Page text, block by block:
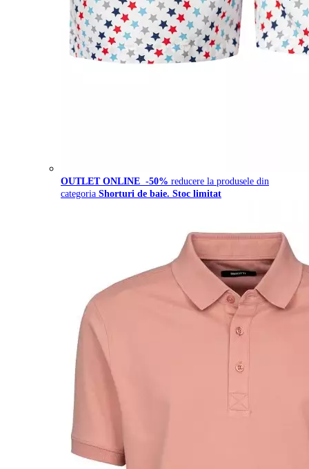
OUTLET ONLINE -50% reducere la produsele din
categoria Shorturi de baie. Stoc limitat